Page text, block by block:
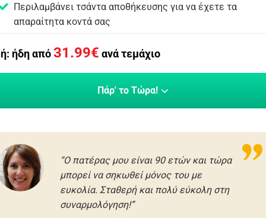
Περιλαμβάνει τσάντα αποθήκευσης για να έχετε τα
απαραίτητα κοντά σας
ήδη από31.99€ ανά τεμάχιο
Πάρ' το Τώρα!
“Ο πατέρας μου είναι 90 ετών και τώρα
μπορεί να σηκωθεί μόνος του με
ευκολία. Σταθερή και πολύ εύκολη στη
συναρμολόγηση!”